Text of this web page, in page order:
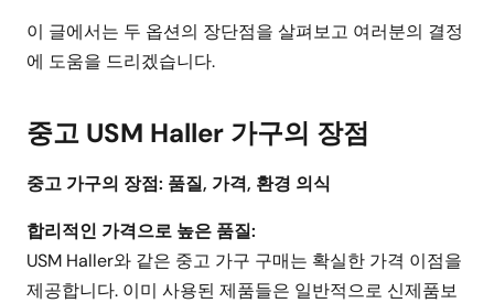
이 글에서는 두 옵션의 장단점을 살펴보고 여러분의 결정
에 도움을 드리겠습니다.
중고 USM Haller 가구의 장점
중고 가구의 장점: 품질, 가격, 환경 의식
합리적인 가격으로 높은 품질:
USM Haller와 같은 중고 가구 구매는 확실한 가격 이점을
제공합니다. 이미 사용된 제품들은 일반적으로 신제품보